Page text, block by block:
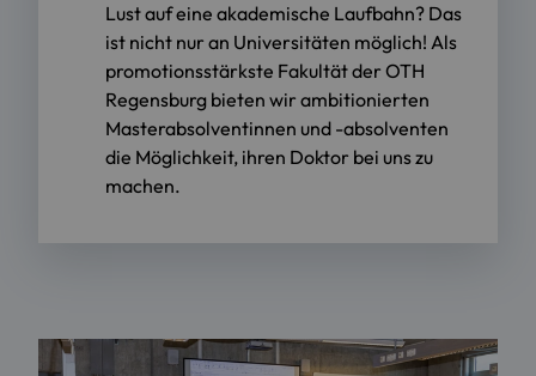
Lust auf eine akademische Laufbahn? Das
ist nicht nur an Universitäten möglich! Als
promotionsstärkste Fakultät der OTH
Regensburg bieten wir ambitionierten
Masterabsolventinnen und -absolventen
die Möglichkeit, ihren Doktor bei uns zu
machen.